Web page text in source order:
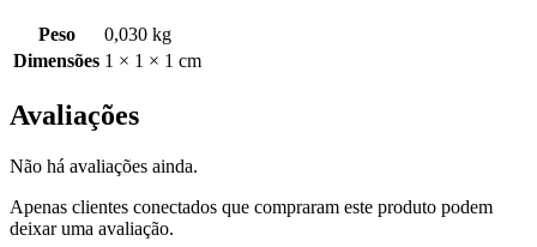
Peso
0,030 kg
Dimensões 1 × 1 × 1 cm
Avaliações
Não há avaliações ainda.
Apenas clientes conectados que compraram este produto podem
deixar uma avaliação.